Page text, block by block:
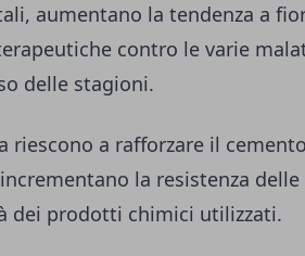
aumentano la tendenza a
contro le varie
delle stagioni.
riescono a rafforzare il
la resistenza
dei prodotti chimici utilizzati.